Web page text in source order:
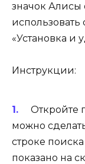
значок Алисы
«Установка и
Инструкции:
Откройте
можно
строке
показано на